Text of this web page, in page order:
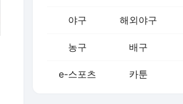
야구 해외야구
농구 배구
e-스포츠 카툰